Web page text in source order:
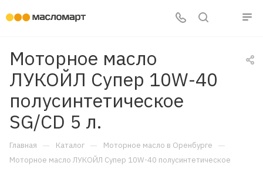
Моторное масло
ЛУКОЙЛ Супер 10W-40
полусинтетическое
SG/CD 5 л.
Главная — Каталог — Моторное масло в Оренбурге —
Моторное масло ЛУКОЙЛ Супер 10W-40 полусинтетическое